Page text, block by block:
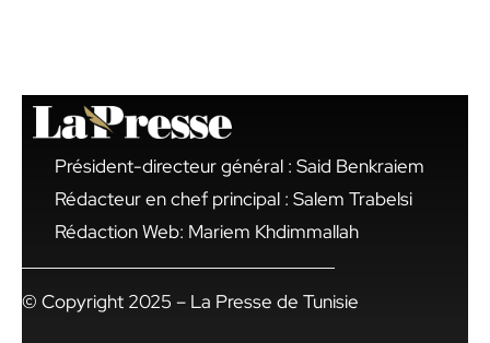
Président-directeur général : Said Benkraiem
Rédacteur en chef principal : Salem Trabelsi
Rédaction Web: Mariem Khdimmallah
© Copyright 2025 – La Presse de Tunisie